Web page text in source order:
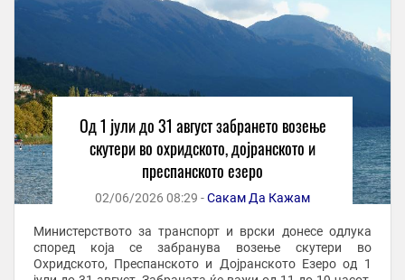
Од 1 јули до 31 август забрането возење
скутери во охридското, дојранското и
преспанското езеро
02/06/2026 08:29 -Сакам Да Кажам
Министерството за транспорт и врски донесе одлука
според која се забранува возење скутери во
Охридското, Преспанското и Дојранското Езеро од 1